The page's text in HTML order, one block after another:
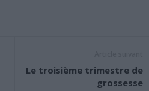
Le troisième trimestre de
grossesse